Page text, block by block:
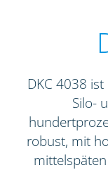
DKC 4038
Silo-
robust, mit